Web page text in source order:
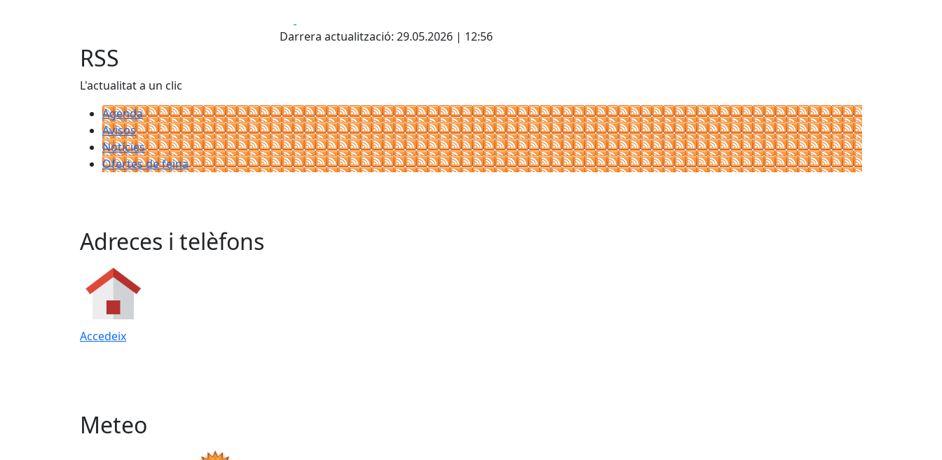
Darrera actualització: 29.05.2026 | 12:56
RSS
L'actualitat a un clic
Agenda
Avisos
Notícies
Ofertes de feina
Adreces i telèfons
Accedeix
Meteo